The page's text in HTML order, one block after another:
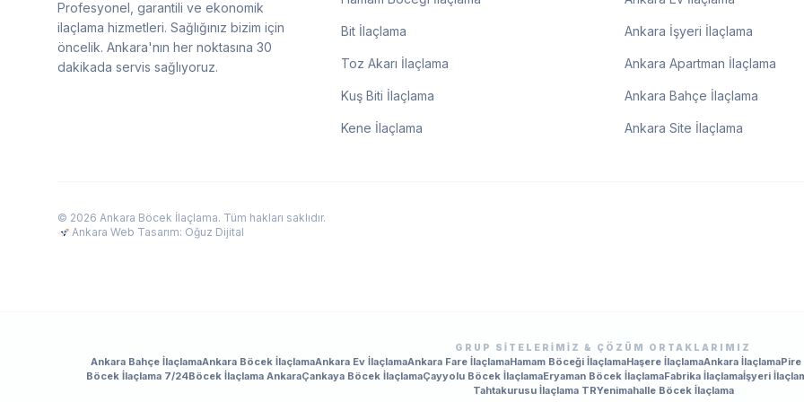
Profesyonel, garantili ve ekonomik
ilaçlama hizmetleri. Sağlığınız bizim için
öncelik. Ankara'nın her noktasına 30
dakikada servis sağlıyoruz.
Bit İlaçlama
Toz Akarı İlaçlama
Kuş Biti İlaçlama
Kene İlaçlama
Ankara İşyeri İlaçlama
Ankara Apartman İlaçlama
Ankara Bahçe İlaçlama
Ankara Site İlaçlama
© 2026 Ankara Böcek İlaçlama. Tüm hakları saklıdır.
Ankara Web Tasarım: Oğuz Dijital
GRUP SITELERIMIZ & ÇÖZÜM ORTAKLARIMIZ
Ankara Bahçe İlaçlamaAnkara Böcek İlaçlamaAnkara Ev İlaçlamaAnkara Fare İlaçlamaHamam Böceği İlaçlamaHaşere İlaçlamaAnkara İlaçlamaPire
Böcek İlaçlama 7/24Böcek İlaçlama AnkaraÇankaya Böcek İlaçlamaÇayyolu Böcek İlaçlamaEryaman Böcek İlaçlamaFabrika İlaçlamaİşyeri
Tahtakurusu İlaçlama TRYenimahalle Böcek İlaçlama